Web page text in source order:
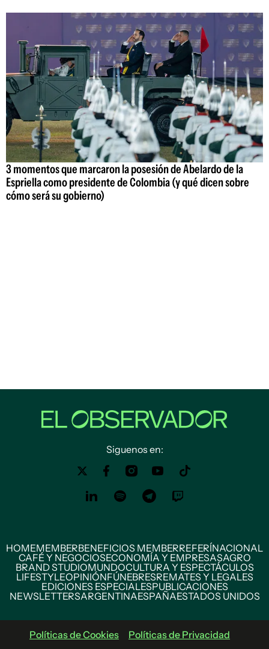
3 momentos que marcaron la posesión de Abelardo de la
Espriella como presidente de Colombia (y qué dicen sobre
cómo será su gobierno)
Siguenos en:
HOMEMEMBERBENEFICIOS MEMBERREFERÍNACIONAL
CAFÉ Y NEGOCIOSECONOMÍA Y EMPRESASAGRO
BRAND STUDIOMUNDOCULTURA Y ESPECTÁCULOS
LIFESTYLEOPINIÓNFÚNEBRESREMATES Y LEGALES
EDICIONES ESPECIALESPUBLICACIONES
NEWSLETTERSARGENTINAESPAÑAESTADOS UNIDOS
Políticas de Cookies
Políticas de Privacidad